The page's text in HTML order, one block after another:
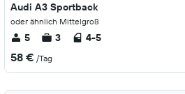
Audi A3 Sportback
oder ähnlich Mittelgroß
5 3 4-5
58 € /Tag